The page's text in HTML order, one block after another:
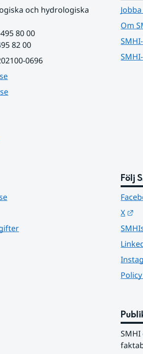
och hydrologiska
80 00
82 00
0696
Om
Följ
X